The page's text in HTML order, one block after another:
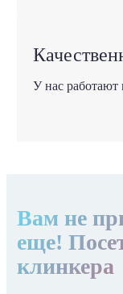
У нас работают
Вам не
еще!
клинкера